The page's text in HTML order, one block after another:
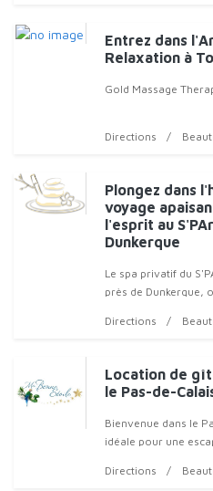
Entrez dans
Relaxation à
Gold Massage
Directions
Plongez dans
voyage
l'esprit au
Dunkerque
Le spa privatif du
près de Dunkerque,
Directions
Location de
le Pas-de-
Bienvenue dans le
idéale pour une
Bonne Étoile
Directions